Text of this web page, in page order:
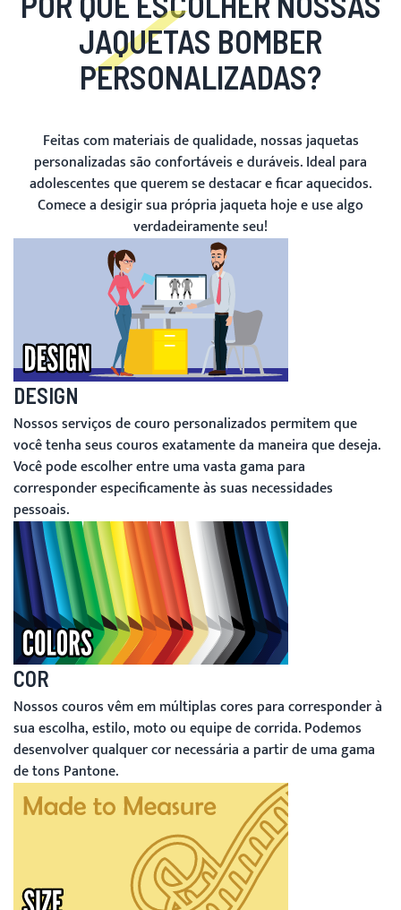
JAQUETAS BOMBER
PERSONALIZADAS?
Feitas com materiais de qualidade, nossas jaquetas
personalizadas são confortáveis e duráveis. Ideal para
adolescentes que querem se destacar e ficar aquecidos.
Comece a desigir sua própria jaqueta hoje e use algo
verdadeiramente seu!
DESIGN
Nossos serviços de couro personalizados permitem que
você tenha seus couros exatamente da maneira que deseja.
Você pode escolher entre uma vasta gama para
corresponder especificamente às suas necessidades
pessoais.
COR
Nossos couros vêm em múltiplas cores para corresponder à
sua escolha, estilo, moto ou equipe de corrida. Podemos
desenvolver qualquer cor necessária a partir de uma gama
de tons Pantone.